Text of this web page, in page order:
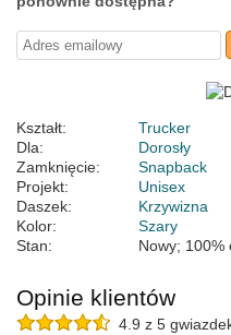
Kształt:
Trucker
Dla:
Dorosły
Zamknięcie:
Snapback
Projekt:
Unisex
Daszek:
Krzywizna
Kolor:
Szary
Stan:
Nowy; 100%
Opinie klientów
4.9 z 5